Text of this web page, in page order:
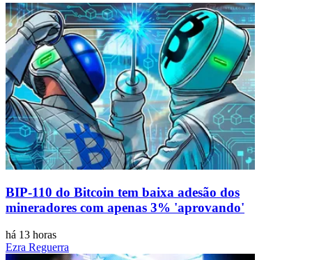
BIP-110 do Bitcoin tem baixa adesão dos
mineradores com apenas 3% 'aprovando'
há 13 horas
Ezra Reguerra